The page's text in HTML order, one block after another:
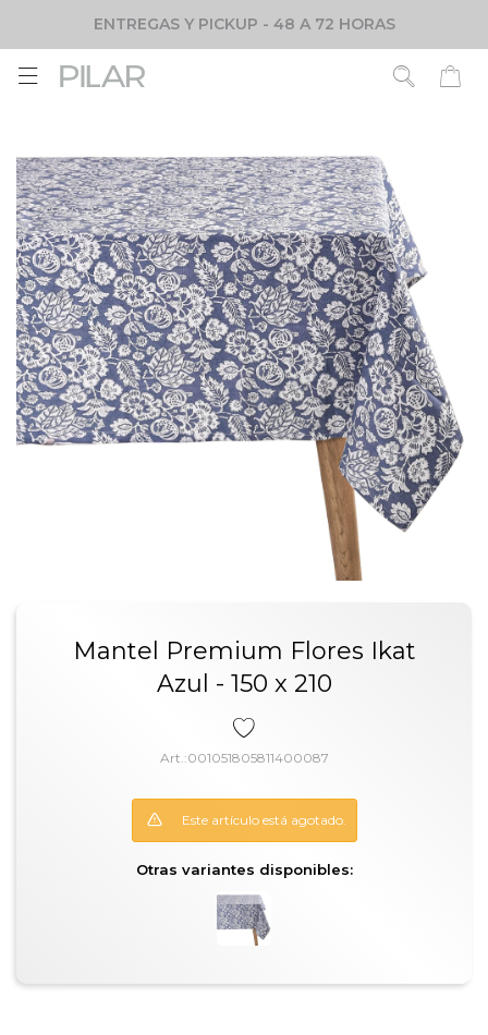
ENTREGAS Y PICKUP - 48 A 72 HORAS

Mantel Premium Flores Ikat
Azul - 150 x 210
001051805811400087
Este artículo está agotado.
Otras variantes disponibles: